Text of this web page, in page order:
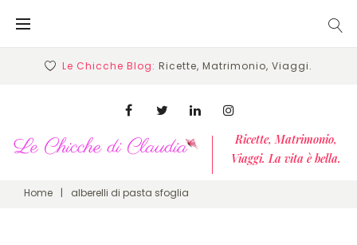
Le Chicche Blog: Ricette, Matrimonio, Viaggi.
Ricette, Matrimonio,
Viaggi. La vita è bella.
Facebook LinkedinInstagram
Home | alberelli di pasta sfoglia